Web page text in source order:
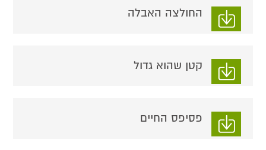
החולצה האבלה
קטן שהוא גדול
פסיפס החיים